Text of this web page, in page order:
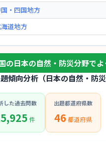
・四国地方
道地方
の日本の自然・防災分野で
傾向分析（日本の自然・防災
した過去問数
件
出題都道府県数
46 都道府県